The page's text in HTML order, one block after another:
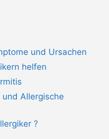
und Ursachen
helfen
Allergische
?